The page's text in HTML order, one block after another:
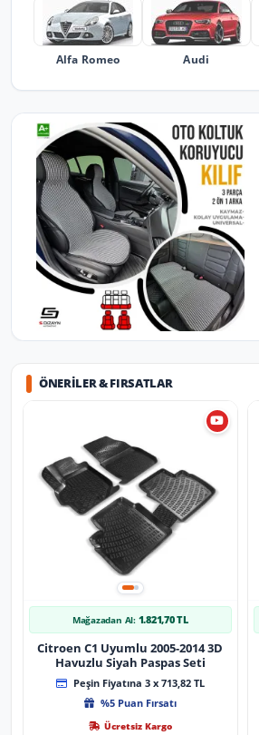
Alfa Romeo Audi
ÖNERILER & FIRSATLAR
Mağazadan Al: 1.821,70 TL
Citroen C1 Uyumlu 2005-2014 3D
Havuzlu Siyah Paspas Seti
Peşin Fiyatına 3 x 713,82 TL
%5 Puan Fırsatı
Ücretsiz Kargo